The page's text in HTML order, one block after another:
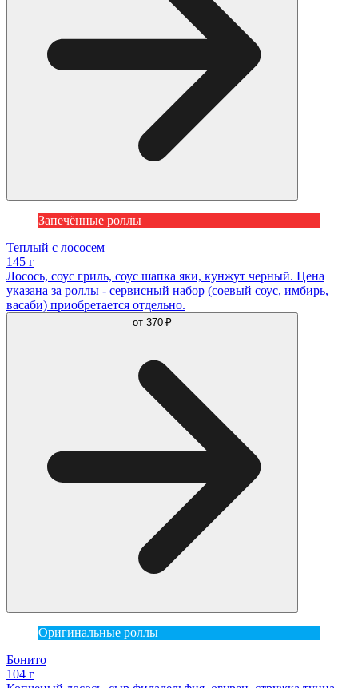
Запечённые роллы
Теплый с лососем
145 г
Лосось, соус гриль, соус шапка яки, кунжут черный. Цена
указана за роллы - сервисный набор (соевый соус, имбирь,
васаби) приобретается отдельно.
от 370 ₽
Оригинальные роллы
Бонито
104 г